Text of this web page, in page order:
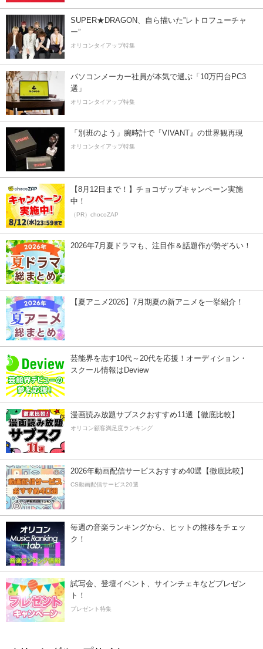
SUPER★DRAGON、自ら描いた”レトロフューチャ
ー”
オリコンタイアップ特集
パソコンメーカー社員が本気で選ぶ「10万円台PC3
選」
オリコンタイアップ特集
「別班のよう」腕時計で『VIVANT』の世界観再現
オリコンタイアップ特集
【8月12日まで！】チョコザップキャンペーン実施
中！
（PR）chocoZAP
2026年7月夏ドラマも、注目作＆話題作が勢ぞろい！
【夏アニメ2026】7月期夏の新アニメを一挙紹介！
芸能界を志す10代～20代を応援！オーディション・
スクール情報はDeview
漫画読み放題サブスクおすすめ11選【徹底比較】
オリコン顧客満足度ランキング
2026年動画配信サービスおすすめ40選【徹底比較】
CS動画配信サービス20選
毎週の音楽ランキングから、ヒットの推移をチェッ
ク！
試写会、登壇イベント、サインチェキなどプレゼン
ト！
プレゼント特集